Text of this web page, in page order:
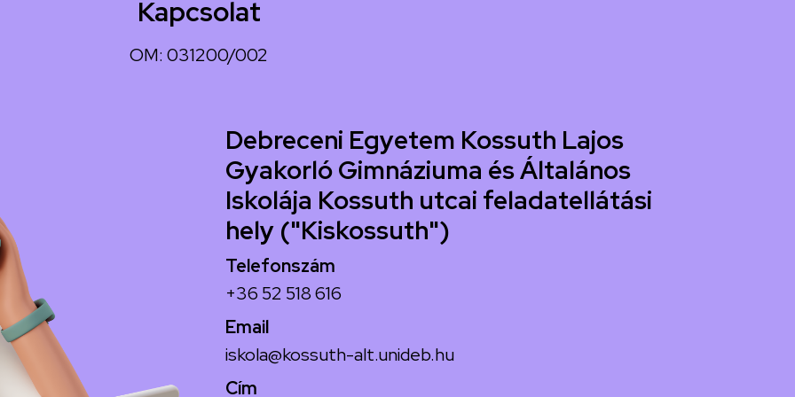
Kapcsolat
OM: 031200/002
Debreceni Egyetem Kossuth Lajos
Gyakorló Gimnáziuma és Általános
Iskolája Kossuth utcai feladatellátási
hely ("Kiskossuth")
Telefonszám
+36 52 518 616
Email
iskola@kossuth-alt.unideb.hu
Cím